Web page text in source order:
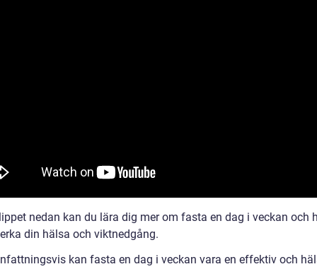
nedan kan du lära dig mer om fasta en dag i veckan och
din hälsa och viktnedgång.
kan fasta en dag i veckan vara en effektiv och